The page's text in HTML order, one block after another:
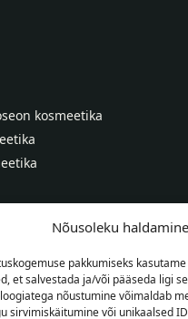
Nõusoleku haldamine
pakkumiseks
et salvestada ja/või pääseda ligi
nõustumine võimaldab
sirvimiskäitumine või unikaalsed
kosmeetika